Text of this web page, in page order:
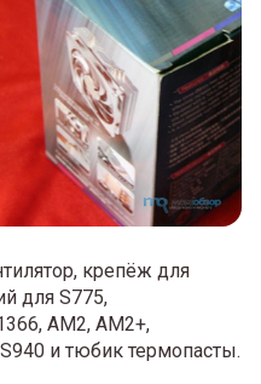
крепёж для
для S775,
AM2, AM2+,
и тюбик термопасты.